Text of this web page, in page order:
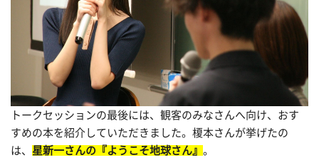
トークセッションの最後には、観客のみなさんへ向け、おす
すめの本を紹介していただきました。榎本さんが挙げたの
は、 星新一さんの『ようこそ地球さん』 。